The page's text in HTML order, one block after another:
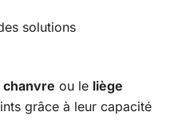
solutions
chanvre ou le liège
grâce à leur capacité